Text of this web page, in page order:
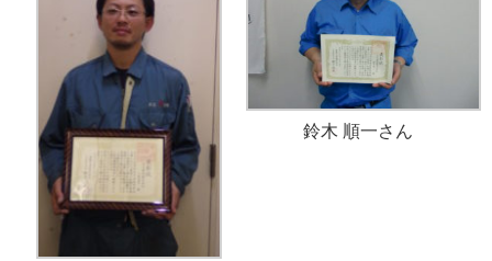
鈴木 順一さん